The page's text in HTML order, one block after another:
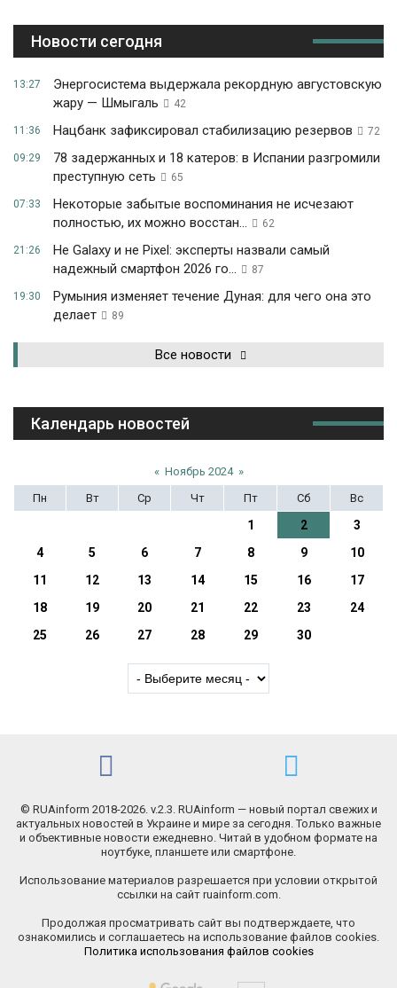
Новости сегодня
13:27
Энергосистема выдержала рекордную августовскую
жару — Шмыгаль
42
11:36 Нацбанк зафиксировал стабилизацию резервов 72
09:29
78 задержанных и 18 катеров: в Испании разгромили
преступную сеть
65
07:33
Некоторые забытые воспоминания не исчезают
полностью, их можно восстан...
62
21:26
Не Galaxy и не Pixel: эксперты назвали самый
надежный смартфон 2026 го...
87
19:30
Румыния изменяет течение Дуная: для чего она это
делает
89
Все новости
Календарь новостей
« Ноябрь 2024 »
Пн
Вт Ср Чт Пт Сб Вс
1 2
3
4
5 6 7 8 9
10
11
12 13 14 15 16
17
18
19 20 21 22 23
24
25
26 27 28 29 30
© RUAinform 2018-2026. v.2.3. RUAinform — новый портал свежих и
актуальных новостей в Украине и мире за сегодня. Только важные
и объективные новости ежедневно. Читай в удобном формате на
ноутбуке, планшете или смартфоне.
Использование материалов разрешается при условии открытой
ссылки на сайт ruainform.com.
Продолжая просматривать сайт вы подтверждаете, что
ознакомились и соглашаетесь на использование файлов cookies.
Политика использования файлов cookies